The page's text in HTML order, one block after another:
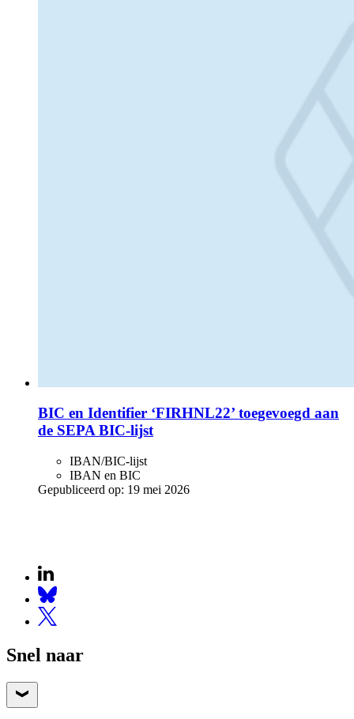
BIC en Identifier ‘FIRHNL22’ toegevoegd aan
de SEPA BIC-lijst
IBAN/BIC-lijst
IBAN en BIC
Gepubliceerd op: 19 mei 2026
Snel naar